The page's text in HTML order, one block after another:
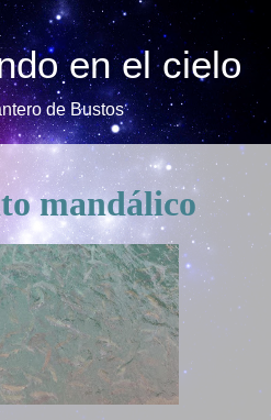
en el cielo
de Bustos
mandálico